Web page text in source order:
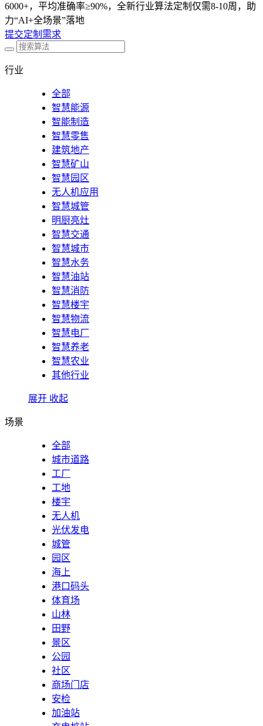
6000+，平均准确率≥90%，全新行业算法定制仅需8-10周，助
力“AI+全场景”落地
提交定制需求
行业
全部
智慧能源
智能制造
智慧零售
建筑地产
智慧矿山
智慧园区
无人机应用
智慧城管
明厨亮灶
智慧交通
智慧城市
智慧水务
智慧油站
智慧消防
智慧楼宇
智慧物流
智慧电厂
智慧养老
智慧农业
其他行业
展开 收起
场景
全部
城市道路
工厂
工地
楼宇
无人机
光伏发电
城管
园区
海上
港口码头
体育场
山林
田野
景区
公园
社区
商场门店
安检
加油站